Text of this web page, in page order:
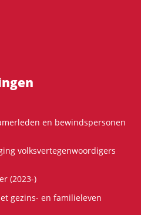
en bewindspersonen
volksvertegenwoordigers
(2023-)
gezins- en familieleven